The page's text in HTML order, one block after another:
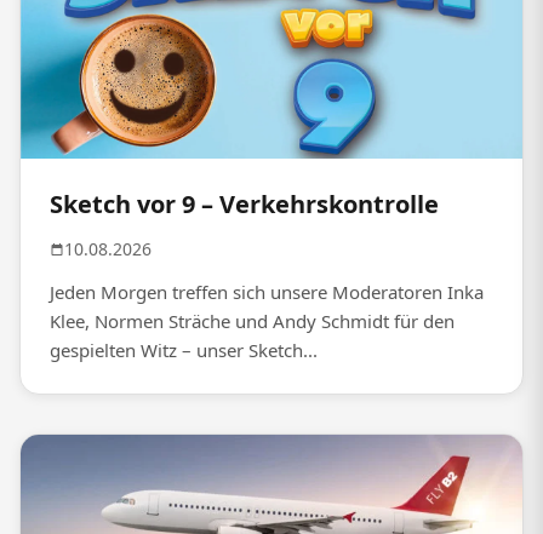
Sketch vor 9 – Verkehrskontrolle
10.08.2026
Jeden Morgen treffen sich unsere Moderatoren Inka
Klee, Normen Sträche und Andy Schmidt für den
gespielten Witz – unser Sketch...